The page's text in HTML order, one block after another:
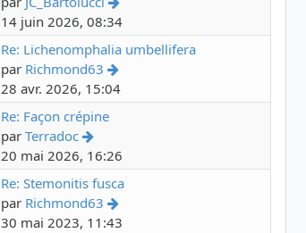
14 juin 2026, 08:34
Re: Lichenomphalia umbellifera
par Richmond63
28 avr. 2026, 15:04
Re: Façon crépine
par Terradoc
20 mai 2026, 16:26
Re: Stemonitis fusca
par Richmond63
30 mai 2023, 11:43